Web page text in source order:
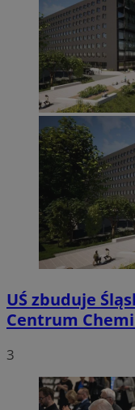
UŚ zbuduje
Centrum
3